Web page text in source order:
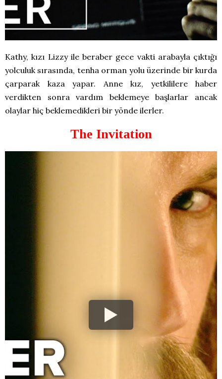
Kathy, kızı Lizzy ile beraber gece vakti arabayla çıktığı
yolculuk sırasında, tenha orman yolu üzerinde bir kurda
çarparak kaza yapar. Anne kız, yetkililere haber
verdikten sonra vardım beklemeye başlarlar ancak
olaylar hiç beklemedikleri bir yönde ilerler.
The Invitation